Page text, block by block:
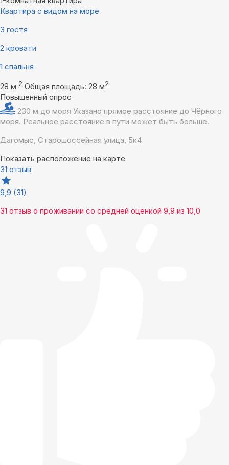
Квартира с видом на море
3 гостя
2 кровати
1 спальня
28 м 2 Общая площадь: 28 м2
Повышенный спрос
230 м до моря Указано прямое расстояние до Чёрного
моря. Реальное расстояние в пути может быть больше.
Дагомыс, Старошоссейная улица, 5к4
Показать расположение на карте
31 отзыв
9,9 (31)
31 отзыв о проживании со средней оценкой 9,9 из 10,0